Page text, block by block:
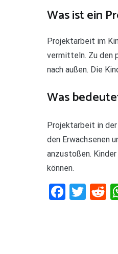
Was ist ein
Projektarbeit im
vermitteln. Zu den
nach außen. Die
Was
Projektarbeit in
den Erwachsenen
anzustoßen.
können.